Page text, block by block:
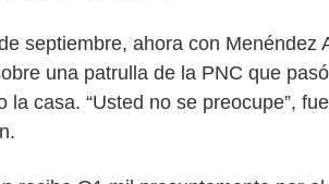
septiembre, ahora con Menéndez
una patrulla de la PNC que
casa. “Usted no se preocupe”,